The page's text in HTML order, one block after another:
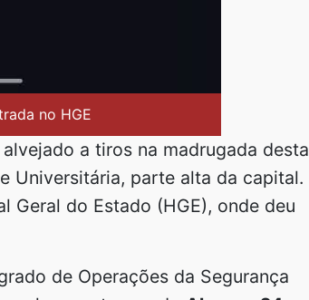
no HGE
a tiros na madrugada desta
Universitária, parte alta da capital.
Geral do Estado (HGE), onde deu
de Operações da Segurança